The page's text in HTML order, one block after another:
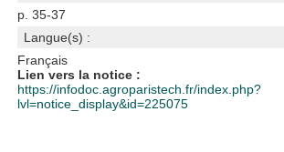
p. 35-37
Langue(s) :
Français
Lien vers la notice :
https://infodoc.agroparistech.fr/index.php?
lvl=notice_display&id=225075